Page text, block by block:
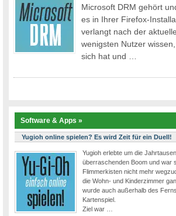
Microsoft DRM gehört
es in Ihrer Firefox-
verlangt nach der
wenigsten Nutzer
sich hat und …
Software & Apps »
Yugioh online spielen? Es wird Zeit für ein Duell!
Yugioh erlebte um die
überraschenden Boom und war
Flimmerkisten nicht mehr
die Wohn- und Kinderzimmer
wurde auch außerhalb des
Kartenspiel.
Ziel war …